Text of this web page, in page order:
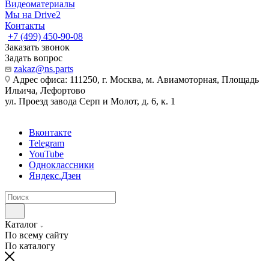
Видеоматериалы
Мы на Drive2
Контакты
+7 (499) 450-90-08
Заказать звонок
Задать вопрос
zakaz@ns.parts
Адрес офиса: 111250, г. Москва, м. Авиамоторная, Площадь
Ильича, Лефортово
ул. Проезд завода Серп и Молот, д. 6, к. 1
Вконтакте
Telegram
YouTube
Одноклассники
Яндекс.Дзен
Каталог
По всему сайту
По каталогу